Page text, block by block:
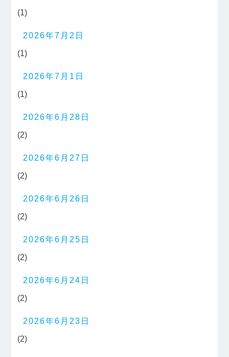
(1)
2026年7月2日
(1)
2026年7月1日
(1)
2026年6月28日
(2)
2026年6月27日
(2)
2026年6月26日
(2)
2026年6月25日
(2)
2026年6月24日
(2)
2026年6月23日
(2)